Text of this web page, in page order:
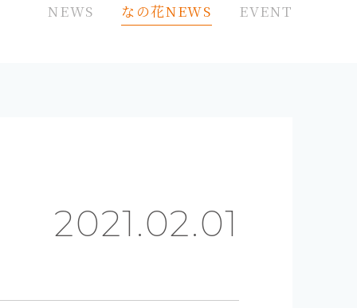
NEWS なの花NEWS EVENT
2021.02.01